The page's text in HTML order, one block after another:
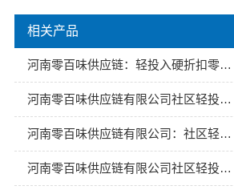
相关产品
河南零百味供应链：轻投入硬折扣零食长久经营
河南零百味供应链有限公司社区轻投入硬折扣零食铺低风险经营
河南零百味供应链有限公司：社区轻投入硬折扣零食铺低风险经营
河南零百味供应链有限公司社区轻投入硬折扣零食铺低风险经营